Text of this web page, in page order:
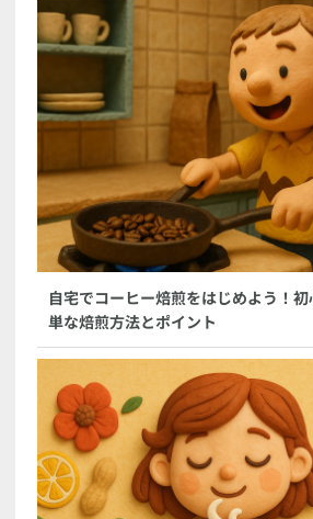
自宅でコーヒー焙煎をはじめよう！
単な焙煎方法とポイント